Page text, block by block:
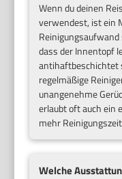
Wenn du deinen
verwendest, ist ein
dass der Innentopf
antihaftbeschichtet
regelmäßige
unangenehme
erlaubt oft auch ein
mehr
Welche